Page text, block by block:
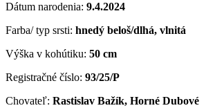
Dátum narodenia: 9.4.2024
Farba/ typ srsti: hnedý beloš/dlhá, vlnitá
Výška v kohútiku: 50 cm
Registračné číslo: 93/25/P
Chovateľ: Rastislav Bažík, Horné Dubové